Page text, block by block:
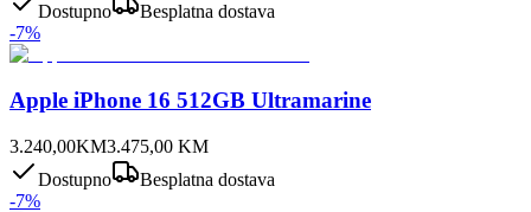
Dostupno
Besplatna dostava
-7%
Apple iPhone 16 512GB Ultramarine
3.240,00KM3.475,00 KM
Dostupno
Besplatna dostava
-7%